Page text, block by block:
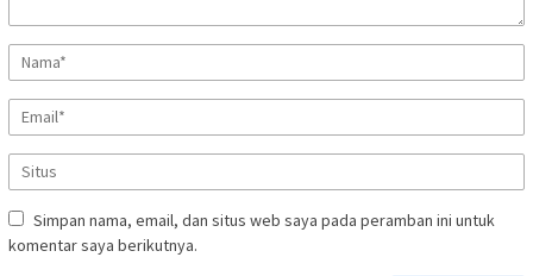
Simpan nama, email, dan situs web saya pada peramban ini untuk
komentar saya berikutnya.